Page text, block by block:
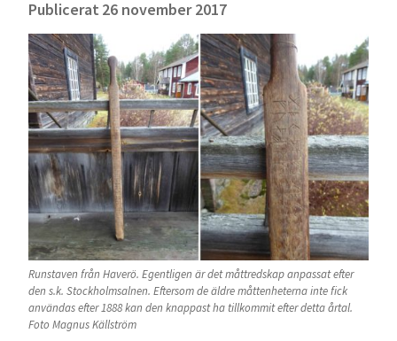
Publicerat 26 november 2017
Runstaven från Haverö. Egentligen är det måttredskap anpassat efter
den s.k. Stockholmsalnen. Eftersom de äldre måttenheterna inte fick
användas efter 1888 kan den knappast ha tillkommit efter detta årtal.
Foto Magnus Källström